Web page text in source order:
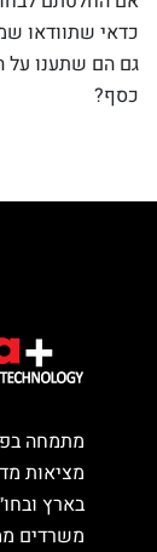
כדאי שתוודאו
גם הם שתענו
כסף?
מתמחה
בארץ
משרדים